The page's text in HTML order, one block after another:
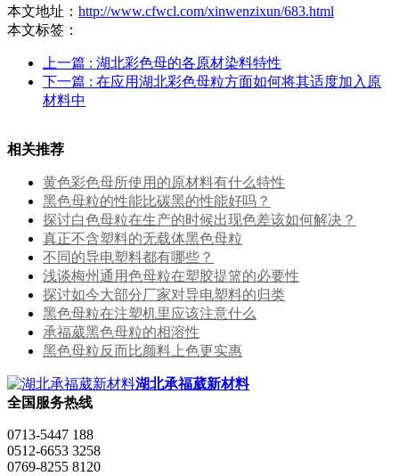
本文地址： http://www.cfwcl.com/xinwenzixun/683.html
本文标签：
上一篇 : 湖北彩色母的各原材染料特性
下一篇 : 在应用湖北彩色母粒方面如何将其适度加入原
材料中
相关推荐
黄色彩色母所使用的原材料有什么特性
黑色母粒的性能比碳黑的性能好吗？
探讨白色母粒在生产的时候出现色差该如何解决？
真正不含塑料的无载体黑色母粒
不同的导电塑料都有哪些？
浅谈梅州通用色母粒在塑胶提篮的必要性
探讨如今大部分厂家对导电塑料的归类
黑色母粒在注塑机里应该注意什么
承福葳黑色母粒的相溶性
黑色母粒反而比颜料上色更实惠
湖北承福葳新材料
全国服务热线
0713-5447 188
0512-6653 3258
0769-8255 8120